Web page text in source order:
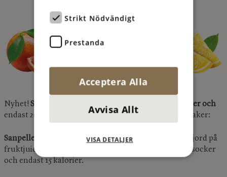
Nyhet! Sanpellegrino® Zero med 0 gram tillsatt socker och
endast 20 kalorier eller mindre! Finns i tre läckra smaker:
Sanpellegrino® Zero Gram Added Sugar Limonata
, gjord på
fruktjuice från italienska citroner, noll gram tillsatt socker
och endast 15 kalorier.
Strikt Nödvändigt
Prestanda
Acceptera Alla
Avvisa Allt
VISA DETALJER